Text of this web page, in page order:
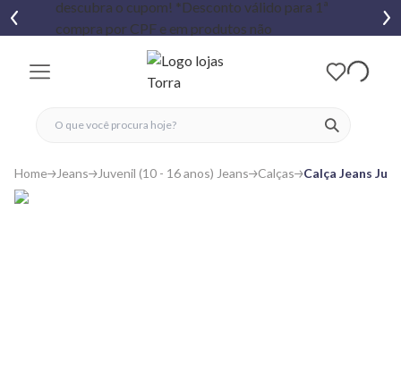
ver
fechar menu
fechar menu
favoritos
Home Jeans Juvenil (10 - 16 anos) Jeans Calças Calça Jeans